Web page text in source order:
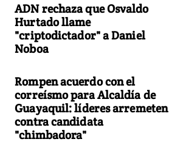
ADN rechaza que Osvaldo
Hurtado llame
"criptodictador" a Daniel
Noboa
Rompen acuerdo con el
correísmo para Alcaldía de
Guayaquil: líderes arremeten
contra candidata
"chimbadora"